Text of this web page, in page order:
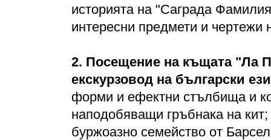
историята на "Саграда
интересни предмети и чертежи
2. Посещение на къщата "Ла
екскурзовод на български
форми и ефектни стълбища и
наподобяващи гръбнака на
буржоазно семейство от